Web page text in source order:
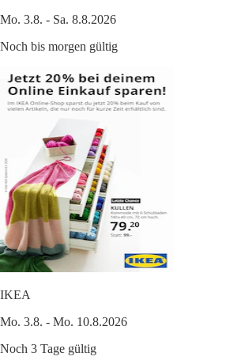
Mo. 3.8. - Sa. 8.8.2026
Noch bis morgen gültig
IKEA
Mo. 3.8. - Mo. 10.8.2026
Noch 3 Tage gültig